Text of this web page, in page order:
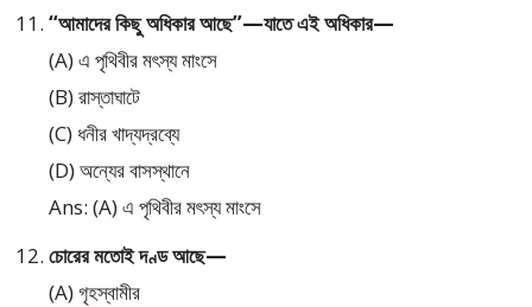
“আমাদের কিছু অধিকার আছে”—যাতে এই অধিকার—
(A) এ পৃথিবীর মৎস্য মাংসে
(B) রাস্তাঘাটে
(C) ধনীর খাদ্যদ্রব্যে
(D) অন্যের বাসস্থানে
Ans: (A) এ পৃথিবীর মৎস্য মাংসে
চোরের মতোই দণ্ড আছে—
(A) গৃহস্বামীর